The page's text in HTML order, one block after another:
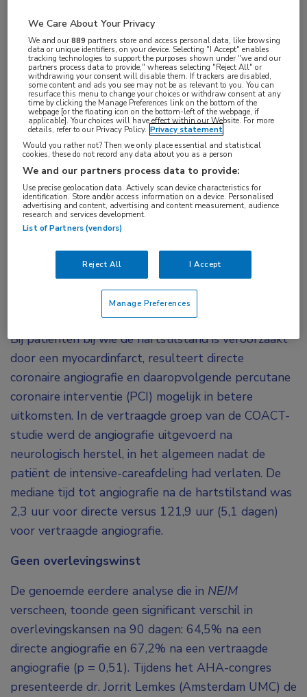
In de Nederlandse COronary Angiography after
Cardiac arresT (COACT)-studie is voor het eerst
bij patiënten met een hartstilstand zonder ST-
segmentelevatie het effect van directe en
vertraagde angiografie op de
langetermijnuitkomsten vergeleken. De
overlevingscijfers na 90 dagen, die april jl. in
verschenen, waren vergelijkbaar. Daarom is
het interessant om te weten of dat na een jaar
nog steeds het geval is.
Bij patiënten bij wie de hartstilstand is veroorzaakt
door een myocardinfarct, resulteert directe
coronaire angiografie en daaropvolgende percutane
coronaire interventie (PCI) mogelijk in betere
uitkomsten. In de vertraagde groep van de COACT-
studie werd de angiografie uitgevoerd na
neurologisch herstel, in het algemeen nadat de
patiënt de intensive-careafdeling had verlaten. De
mediane tijd tot angiografie na de hartstilstand was
2,3 uur voor directe versus 121,9 uur (5,1 dagen)
voor vertraagde angiografie.
Geen overlevingswinst
De genoemde eerdere analyse die in NEJM
verscheen, toonde geen significant verschil in
overlevingskansen na 90 dagen: 64,5% na een
directe angiografie en 67,2% na een vertraagde
angiografie (p = 0,51). Tijdens het AHA-congres
presenteerde dr. Jorrit Lemkes (Amsterdam UMC) de
Tags:
angiografie
We Care About Your Privacy
We and our889 partners store and access personal data, like browsing
data or unique identifiers, on your device. Selecting "I Accept" enables
tracking technologies to support the purposes shown under "we and our
partners process data to provide," whereas selecting "Reject All" or
withdrawing your consent will disable them. If trackers are disabled,
some content and ads you see may not be as relevant to you. You can
resurface this menu to change your choices or withdraw consent at any
time by clicking the Manage Preferences link on the bottom of the
webpage [or the floating icon on the bottom-left of the webpage, if
applicable]. Your choices will have effect within our Website. For more
details, refer to our Privacy Policy. Privacy statement
Would you rather not? Then we only place essential and statistical
cookies, these do not record any data about you as a person
We and our partners process data to provide:
Use precise geolocation data. Actively scan device characteristics for
identification. Store and/or access information on a device. Personalised
advertising and content, advertising and content measurement, audience
research and services development.
List of Partners (vendors)
Reject All I Accept
Manage Preferences